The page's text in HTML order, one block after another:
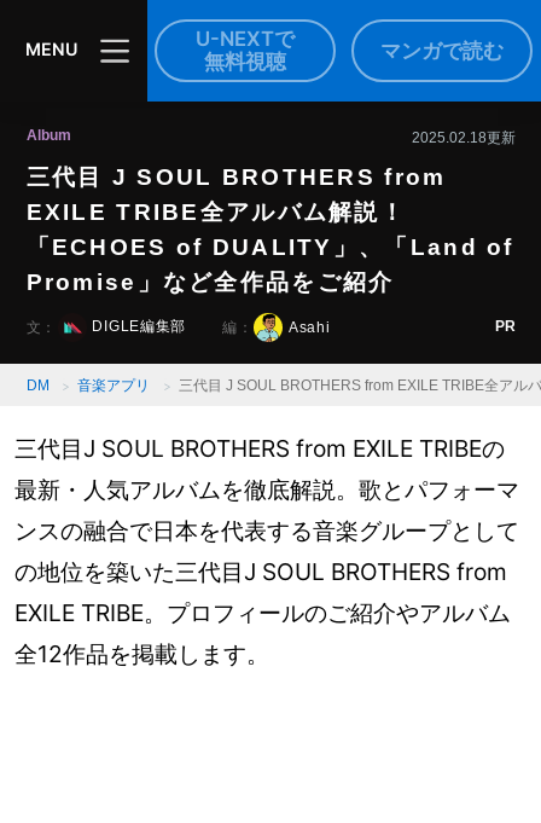
MENU
U-NEXTで
無料視聴
マンガで読む
Album 2025.02.18更新
三代目 J SOUL BROTHERS from
EXILE TRIBE全アルバム解説！
「ECHOES of DUALITY」、「Land of
Promise」など全作品をご紹介
文： DIGLE編集部 編： Asahi PR
DM 音楽アプリ 三代目 J SOUL BROTHERS from EXILE TRIBE全ア
三代目J SOUL BROTHERS from EXILE TRIBEの
最新・人気アルバムを徹底解説。歌とパフォーマ
ンスの融合で日本を代表する音楽グループとして
の地位を築いた三代目J SOUL BROTHERS from
EXILE TRIBE。プロフィールのご紹介やアルバム
全12作品を掲載します。